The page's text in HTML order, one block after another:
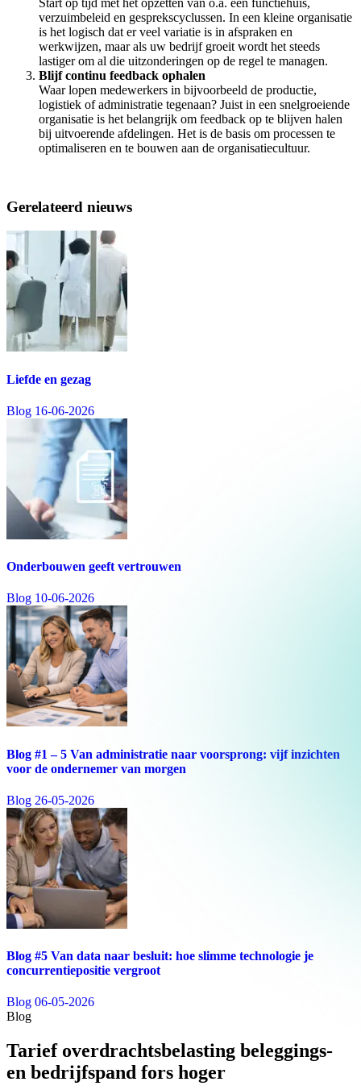
verzuimbeleid en gesprekscyclussen. In een kleine organisatie
is het logisch dat er veel variatie is in afspraken en
werkwijzen, maar als uw bedrijf groeit wordt het steeds
lastiger om al die uitzonderingen op de regel te managen.
Blijf continu feedback ophalen
Waar lopen medewerkers in bijvoorbeeld de productie,
logistiek of administratie tegenaan? Juist in een snelgroeiende
organisatie is het belangrijk om feedback op te blijven halen
bij uitvoerende afdelingen. Het is de basis om processen te
optimaliseren en te bouwen aan de organisatiecultuur.
Gerelateerd nieuws
Liefde en gezag
Blog 16-06-2026
Onderbouwen geeft vertrouwen
Blog 10-06-2026
Blog #1 – 5 Van administratie naar voorsprong: vijf inzichten
voor de ondernemer van morgen
Blog 26-05-2026
Blog #5 Van data naar besluit: hoe slimme technologie je
concurrentiepositie vergroot
Blog 06-05-2026
Blog
Tarief overdrachtsbelasting beleggings-
en bedrijfspand fors hoger